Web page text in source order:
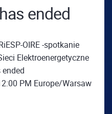
ended
OIRE -spotkanie
Elektroenergetyczne
ended
PM Europe/Warsaw